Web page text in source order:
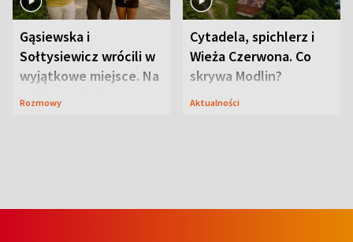
Gąsiewska i
Sołtysiewicz wrócili w
wyjątkowe miejsce. Na
szlaku czekał
Rozmowy
Cytadela, spichlerz i
Wieża Czerwona. Co
skrywa Modlin?
Aktualności